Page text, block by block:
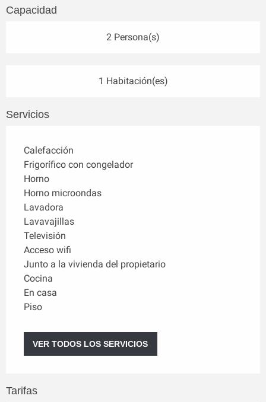
Capacidad
2 Persona(s)
1 Habitación(es)
Servicios
Calefacción
Frigorífico con congelador
Horno
Horno microondas
Lavadora
Lavavajillas
Televisión
Acceso wifi
Junto a la vivienda del propietario
Cocina
En casa
Piso
VER TODOS LOS SERVICIOS
Tarifas